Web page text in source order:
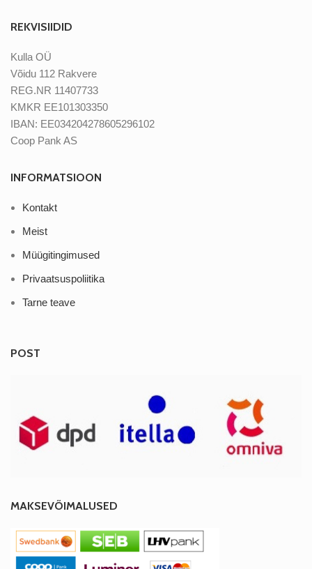
REKVISIIDID
Kulla OÜ
Võidu 112 Rakvere
REG.NR 11407733
KMKR EE101303350
IBAN: EE034204278605296102
Coop Pank AS
INFORMATSIOON
Kontakt
Meist
Müügitingimused
Privaatsuspoliitika
Tarne teave
POST
MAKSEVÕIMALUSED